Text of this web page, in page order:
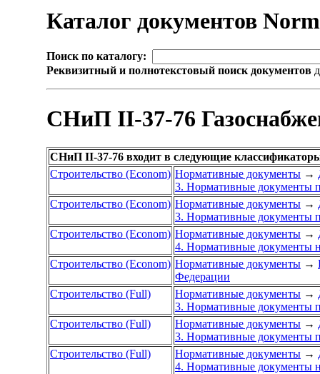
Каталог документов
Поиск по каталогу:
Реквизитный и полнотекстовый поиск документов
СНиП II-37-76
СНиП II-37-76 входит в следующие
Строительство (Econom) Нормативные документы →
3. Нормативные документы
Строительство (Econom) Нормативные документы →
3. Нормативные документы
Строительство (Econom) Нормативные документы →
4. Нормативные документы
Строительство (Econom) Нормативные документы →
Федерации
Строительство (Full)
Нормативные документы →
3. Нормативные документы
Строительство (Full)
Нормативные документы →
3. Нормативные документы
Строительство (Full)
Нормативные документы →
4. Нормативные документы